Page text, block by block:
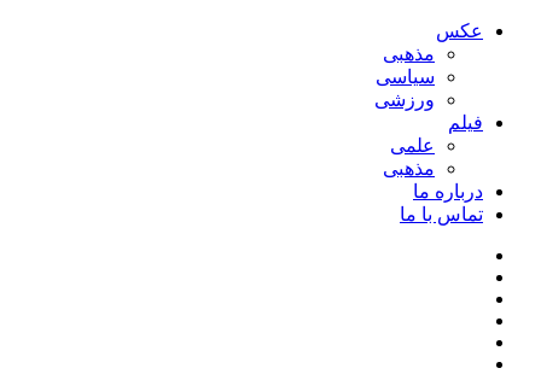
عکس
مذهبی
سیاسی
ورزشی
فیلم
علمی
مذهبی
درباره ما
تماس با ما